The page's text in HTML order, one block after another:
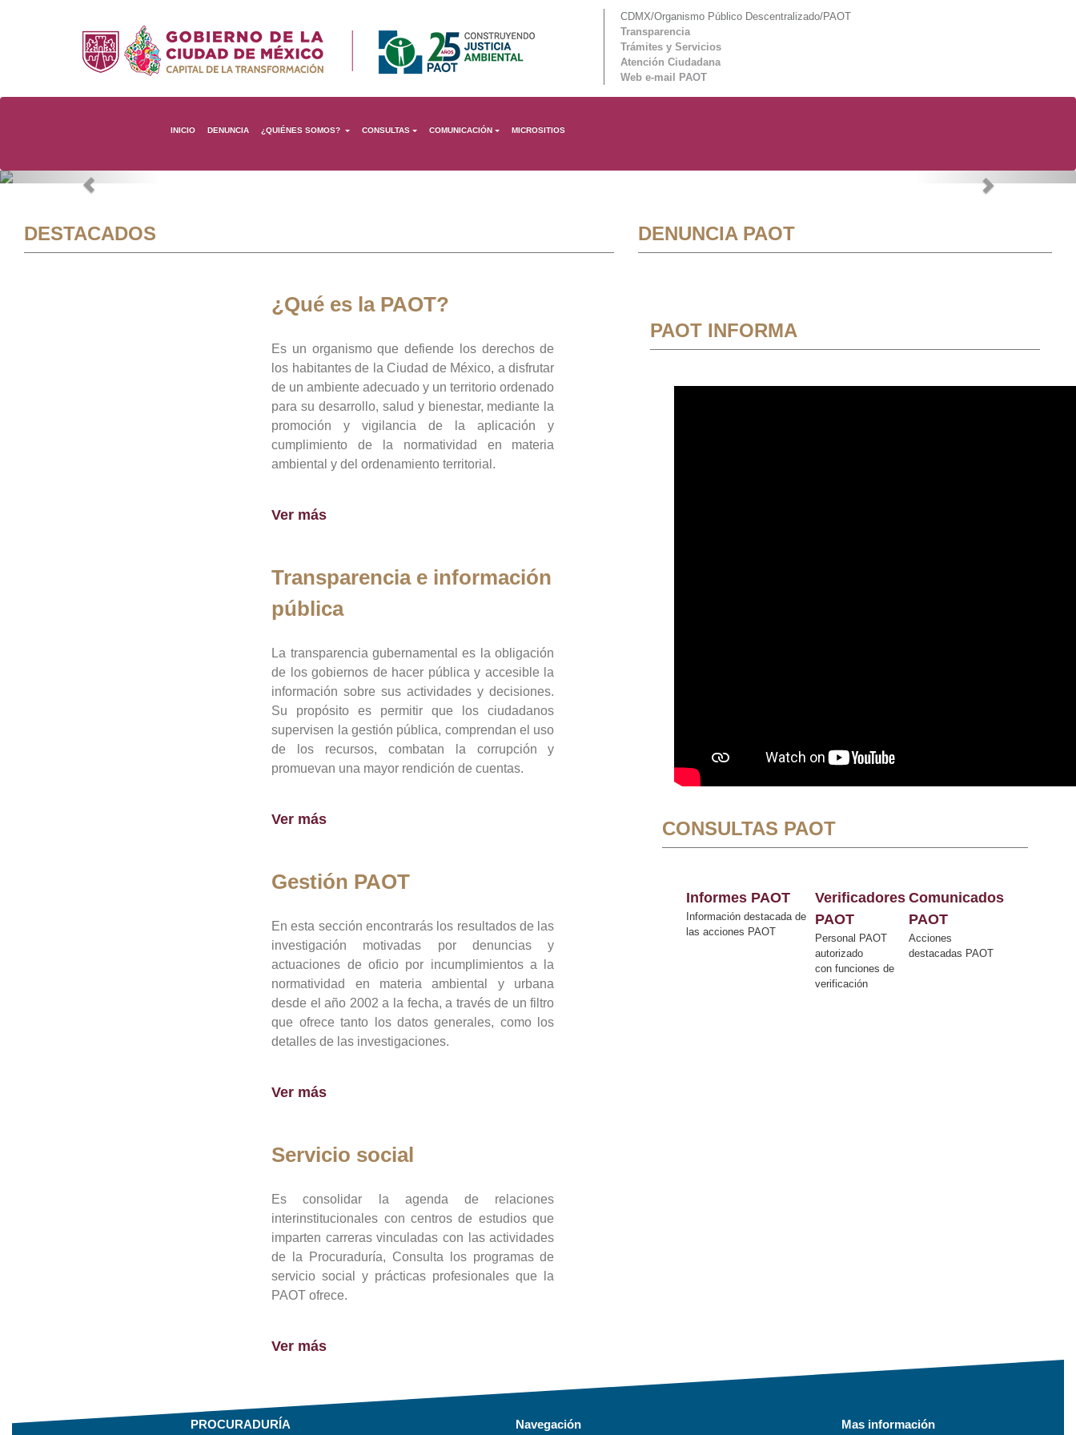
CDMX/Organismo Público Descentralizado/PAOT
Transparencia
Trámites y Servicios
Atención Ciudadana
Web e-mail PAOT
INICIO DENUNCIA ¿QUIÉNES SOMOS? CONSULTAS COMUNICACIÓN MICROSITIOS
Previous Next
DESTACADOS
¿Qué es la PAOT?
Es un organismo que defiende los derechos de
los habitantes de la Ciudad de México, a disfrutar
de un ambiente adecuado y un territorio ordenado
para su desarrollo, salud y bienestar, mediante la
promoción y vigilancia de la aplicación y
cumplimiento de la normatividad en materia
ambiental y del ordenamiento territorial.
Ver más
Transparencia e información
pública
La transparencia gubernamental es la obligación
de los gobiernos de hacer pública y accesible la
información sobre sus actividades y decisiones.
Su propósito es permitir que los ciudadanos
supervisen la gestión pública, comprendan el uso
de los recursos, combatan la corrupción y
promuevan una mayor rendición de cuentas.
Ver más
Gestión PAOT
En esta sección encontrarás los resultados de las
investigación motivadas por denuncias y
actuaciones de oficio por incumplimientos a la
normatividad en materia ambiental y urbana
desde el año 2002 a la fecha, a través de un filtro
que ofrece tanto los datos generales, como los
detalles de las investigaciones.
Ver más
Servicio social
Es consolidar la agenda de relaciones
interinstitucionales con centros de estudios que
imparten carreras vinculadas con las actividades
de la Procuraduría, Consulta los programas de
servicio social y prácticas profesionales que la
PAOT ofrece.
Ver más
DENUNCIA PAOT
PAOT INFORMA
CONSULTAS PAOT
Informes PAOT
Información destacada de
las acciones PAOT
Verificadores
PAOT
Personal PAOT
autorizado
con funciones de
verificación
Comunicados
PAOT
Acciones
destacadas PAOT
PROCURADURÍA Navegación Mas información